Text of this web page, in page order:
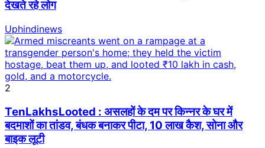
देखते रहे लोग
Uphindinews
2
TenLakhsLooted : असलहों के दम पर किन्नर के घर में
बदमाशों का तांडव, बंधक बनाकर पीटा, 10 लाख कैश, सोना और
बाइक लूटी